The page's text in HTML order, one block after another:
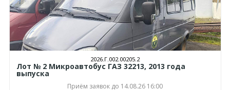
2026.Г.002.00205.2
Лот № 2 Микроавтобус ГАЗ 32213, 2013 года
выпуска
Приём заявок до 14.08.26 16:00